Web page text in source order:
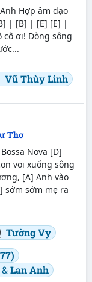
Hợp âm dạo
| [B] | [E] [E] |
ơi! Dòng sông
Vũ Thùy Linh
Thơ
Nova [D]
voi xuống sông
[A] Anh vào
sớm sớm mẹ ra
Tường Vy
Lan Anh